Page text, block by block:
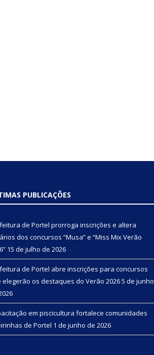
PUBLICAÇÕES
de Portel prorroga inscrições e altera
dos concursos “Musa” e “Miss Mix Verão
15 de julho de 2026
de Portel abre inscrições para concursos
elegerão os destaques do Verão 20265 de junho
em piscicultura fortalece comunidades
de Portel 1 de junho de 2026